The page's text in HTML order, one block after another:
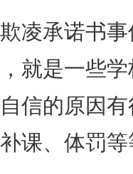
承诺书事
就是一些
信的原因
课、体罚等